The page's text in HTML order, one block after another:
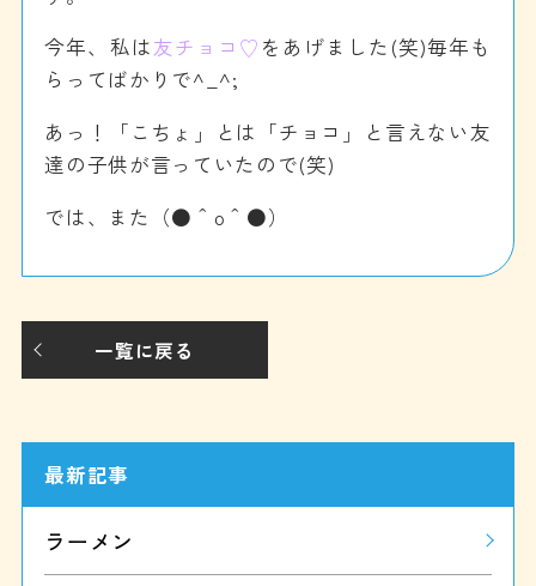
今年、私は友チョコ♡ をあげました(笑)毎年も
らってばかりで^_^;
あっ！「こちょ」とは「チョコ」と言えない友
達の子供が言っていたので(笑)
では、また（●＾o＾●）
一覧に戻る
最新記事
ラーメン